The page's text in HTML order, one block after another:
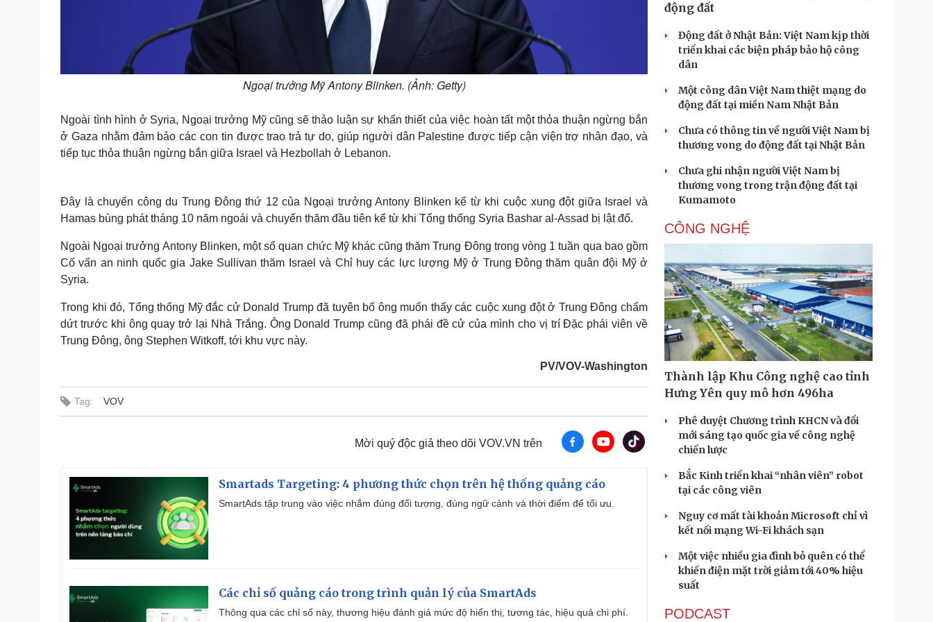
Ngoại trưởng Mỹ Antony Blinken. (Ảnh: Getty)
Ngoài tình hình ở Syria, Ngoại trưởng Mỹ cũng sẽ thảo luận sự khẩn thiết của việc hoàn tất một thỏa thuận ngừng bắn
ở Gaza nhằm đảm bảo các con tin được trao trả tự do, giúp người dân Palestine được tiếp cận viện trợ nhân đạo, và
tiếp tục thỏa thuận ngừng bắn giữa Israel và Hezbollah ở Lebanon.
Đây là chuyến công du Trung Đông thứ 12 của Ngoại trưởng Antony Blinken kể từ khi cuộc xung đột giữa Israel và
Hamas bùng phát tháng 10 năm ngoái và chuyến thăm đầu tiên kể từ khi Tổng thống Syria Bashar al-Assad bị lật đổ.
Ngoài Ngoại trưởng Antony Blinken, một số quan chức Mỹ khác cũng thăm Trung Đông trong vòng 1 tuần qua bao gồm
Cố vấn an ninh quốc gia Jake Sullivan thăm Israel và Chỉ huy các lực lượng Mỹ ở Trung Đông thăm quân đội Mỹ ở
Syria.
Trong khi đó, Tổng thống Mỹ đắc cử Donald Trump đã tuyên bố ông muốn thấy các cuộc xung đột ở Trung Đông chấm
dứt trước khi ông quay trở lại Nhà Trắng. Ông Donald Trump cũng đã phái đề cử của mình cho vị trí Đặc phái viên về
Trung Đông, ông Stephen Witkoff, tới khu vực này.
PV/VOV-Washington
Tag: VOV
Mời quý độc giả theo dõi VOV.VN trên
Smartads Targeting: 4 phương thức chọn trên hệ thống quảng cáo
SmartAds tập trung vào việc nhắm đúng đối tượng, đúng ngữ cảnh và thời điểm để tối ưu.
Các chỉ số quảng cáo trong trình quản lý của SmartAds
Thông qua các chỉ số này, thương hiệu đánh giá mức độ hiển thị, tương tác, hiệu quả chi phí.
động đất
Động đất ở Nhật Bản: Việt Nam kịp thời
triển khai các biện pháp bảo hộ công
dân
Một công dân Việt Nam thiệt mạng do
động đất tại miền Nam Nhật Bản
Chưa có thông tin về người Việt Nam bị
thương vong do động đất tại Nhật Bản
Chưa ghi nhận người Việt Nam bị
thương vong trong trận động đất tại
Kumamoto
CÔNG NGHỆ
Thành lập Khu Công nghệ cao tỉnh
Hưng Yên quy mô hơn 496ha
Phê duyệt Chương trình KHCN và đổi
mới sáng tạo quốc gia về công nghệ
chiến lược
Bắc Kinh triển khai “nhân viên” robot
tại các công viên
Nguy cơ mất tài khoản Microsoft chỉ vì
kết nối mạng Wi-Fi khách sạn
Một việc nhiều gia đình bỏ quên có thể
khiến điện mặt trời giảm tới 40% hiệu
suất
PODCAST